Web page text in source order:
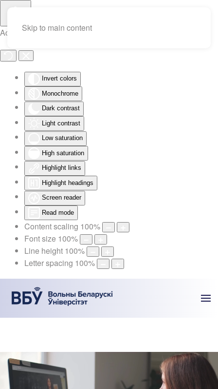
Accessibility Tools
Invert colors
Monochrome
Dark contrast
Light contrast
Low saturation
High saturation
Highlight links
Highlight headings
Screen reader
Read mode
Content scaling 100%
Font size 100%
Line height 100%
Letter spacing 100%
Skip to main content